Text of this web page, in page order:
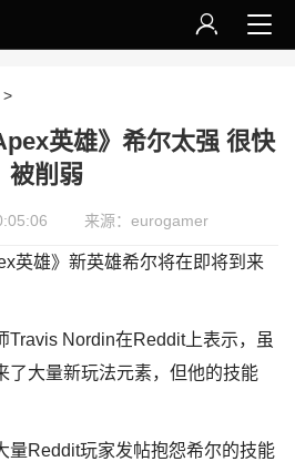
>
英雄》希尔太强 很快
被削弱
来源：eurogamer
英雄》新英雄希尔将在即将到来
Travis Nordin在Reddit上表示，虽
了大量新玩法元素，但他的技能
量Reddit玩家发帖抱怨希尔的技能